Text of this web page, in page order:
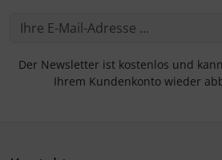
Der Newsletter ist kostenlos und
Ihrem Kundenkonto wieder